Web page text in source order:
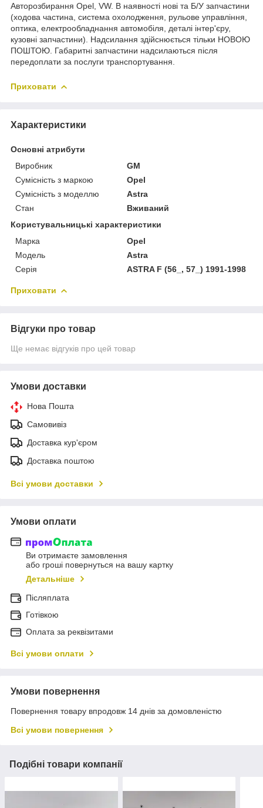
Авторозбирання Opel, VW. В наявності нові та Б/У запчастини
(ходова частина, система охолодження, рульове управління,
оптика, електрообладнання автомобіля, деталі інтер'єру,
кузовні запчастини). Надсилання здійснюється тільки НОВОЮ
ПОШТОЮ. Габаритні запчастини надсилаються після
передоплати за послуги транспортування.
Приховати
Характеристики
Основні атрибути
Виробник
GM
Сумісність з маркою
Opel
Сумісність з моделлю
Astra
Стан
Вживаний
Користувальницькі характеристики
Марка
Opel
Модель
Astra
Серія
ASTRA F (56_, 57_) 1991-1998
Приховати
Відгуки про товар
Ще немає відгуків про цей товар
Умови доставки
Нова Пошта
Самовивіз
Доставка кур'єром
Доставка поштою
Всі умови доставки
Умови оплати
Ви отримаєте замовлення
або гроші повернуться на вашу картку
Детальніше
Післяплата
Готівкою
Оплата за реквізитами
Всі умови оплати
Умови повернення
Повернення товару впродовж 14 днів за домовленістю
Всі умови повернення
Подібні товари компанії